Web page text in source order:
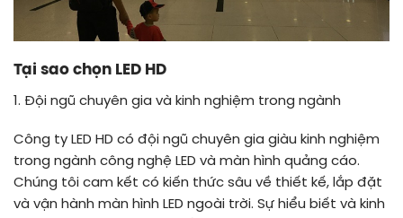
Tại sao chọn LED HD
1. Đội ngũ chuyên gia và kinh nghiệm trong ngành
Công ty LED HD có đội ngũ chuyên gia giàu kinh nghiệm
trong ngành công nghệ LED và màn hình quảng cáo.
Chúng tôi cam kết có kiến thức sâu về thiết kế, lắp đặt
và vận hành màn hình LED ngoài trời. Sự hiểu biết và kinh